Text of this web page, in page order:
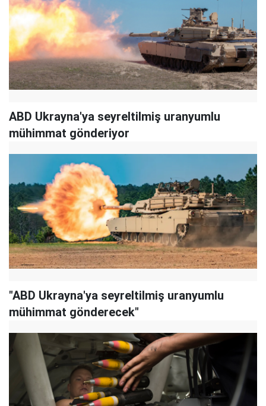
ABD Ukrayna'ya seyreltilmiş uranyumlu
mühimmat gönderiyor
"ABD Ukrayna'ya seyreltilmiş uranyumlu
mühimmat gönderecek"